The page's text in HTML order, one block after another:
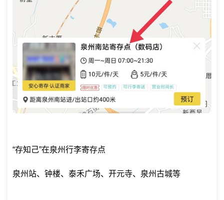
“存知己”在泉州行李寄存点
泉州站、钟楼、泰禾广场、开元寺、泉州古城等